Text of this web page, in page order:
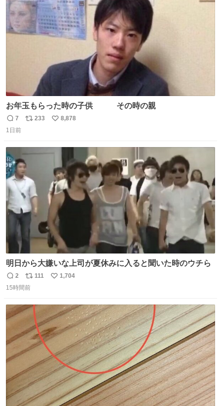
数
お年玉もらった時の子供 その時の親
返
信
7
リ
ト
数
233
い
8,878
1日前
明日から大嫌いな上司が夏休みに入ると聞いた時のウチら
返
信
2
リ
ポ
ト
111
い
1,704
15時間前